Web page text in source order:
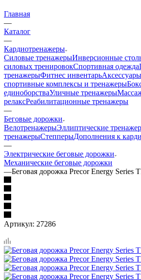
Главная
—
Каталог
—
Кардиотренажеры
Силовые тренажерыИнверсионные
силовых тренировокСпортивная одежда
тренажерыФитнес инвентарь
спортивные комплексы и тренажеры
единоборстваУличные тренажеры
релаксРеабилитационные тренажеры
—
Беговые дорожки
ВелотренажерыЭллиптические
тренажерыСтепперыДополнения к
—
Электрические беговые дорожки
Механические беговые дорожки
—Беговая дорожка Precor Energy Series
Артикул: 27286